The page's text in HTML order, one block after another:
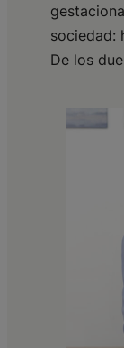
sociedad:
De los